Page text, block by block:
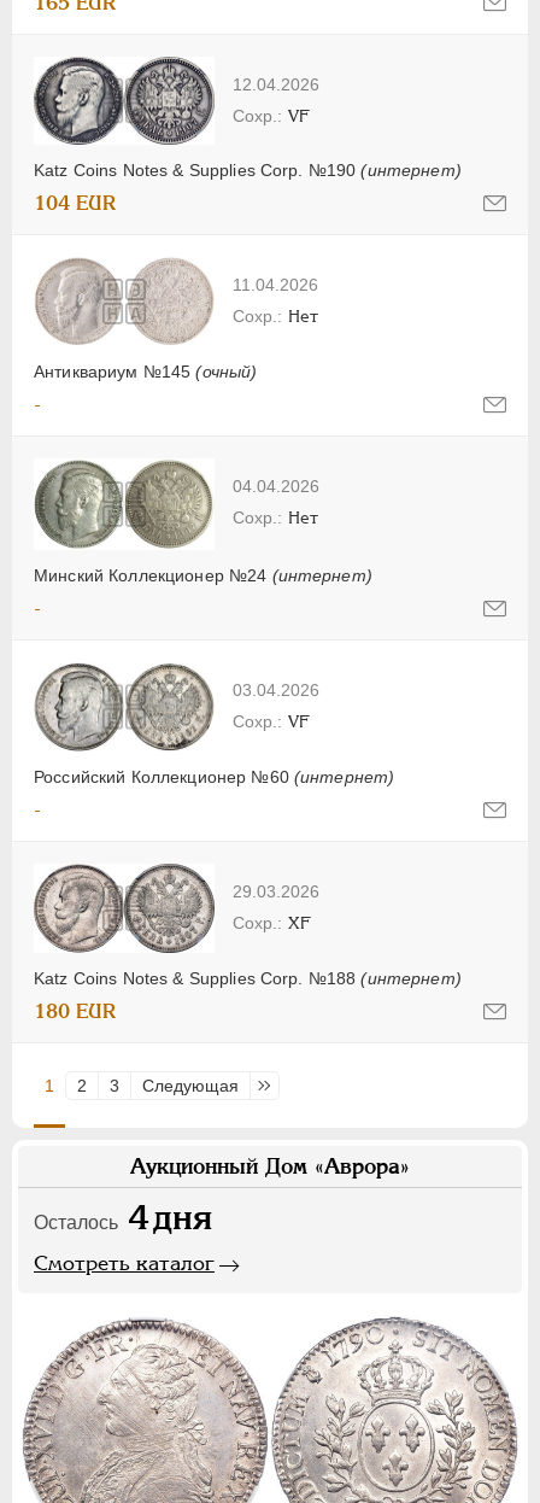
12.04.2026
Katz Coins Notes & Supplies Corp. №190(интернет)
VF
104 EUR
11.04.2026
Антиквариум №145(очный)
Нет
-
04.04.2026
Минский Коллекционер №24 (интернет)
Нет
-
03.04.2026
Российский Коллекционер №60 (интернет)
VF
-
29.03.2026
Katz Coins Notes & Supplies Corp. №188(интернет)
XF
180 EUR
1 2 3 Следующая Последняя
Аукционный Дом «Аврора»
Осталось 4дня
Смотреть каталог